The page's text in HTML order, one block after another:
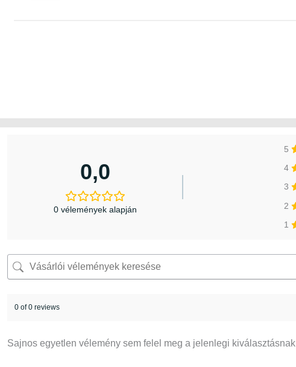
0,0
0 vélemények alapján
5
4
3
2
1
0 of 0 reviews
Sajnos egyetlen vélemény sem felel meg a jelenlegi kiválasztásnak